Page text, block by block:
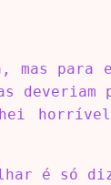
para
é só